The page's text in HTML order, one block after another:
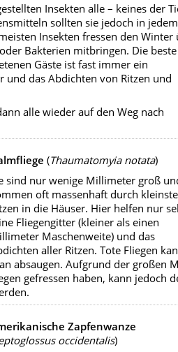
Insekten alle – keines der
sollten sie jedoch in
Insekten fressen den Winter
Bakterien mitbringen. Die beste
Gäste ist fast immer ein
und das Abdichten von Ritzen und
alle wieder auf den Weg nach
(Thaumatomyia notata)
sind nur wenige Millimeter groß
oft massenhaft durch kleinste
in die Häuser. Hier helfen nur
Fliegengitter (kleiner als einen
Maschenweite) und das
aller Ritzen. Tote Fliegen
absaugen. Aufgrund der großen
gefressen haben, kann jedoch
Zapfenwanze
occidentalis)